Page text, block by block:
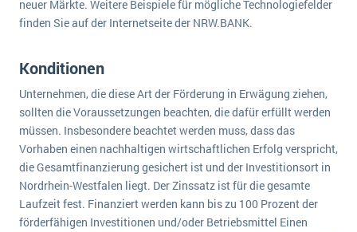
neuer Märkte. Weitere Beispiele für mögliche Technologiefelder
finden Sie auf der Internetseite der NRW.BANK.
Konditionen
Unternehmen, die diese Art der Förderung in Erwägung ziehen,
sollten die Voraussetzungen beachten, die dafür erfüllt werden
müssen. Insbesondere beachtet werden muss, dass das
Vorhaben einen nachhaltigen wirtschaftlichen Erfolg verspricht,
die Gesamtfinanzierung gesichert ist und der Investitionsort in
Nordrhein-Westfalen liegt. Der Zinssatz ist für die gesamte
Laufzeit fest. Finanziert werden kann bis zu 100 Prozent der
förderfähigen Investitionen und/oder Betriebsmittel Einen